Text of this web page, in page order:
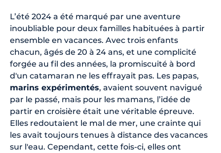
L’été 2024 a été marqué par une aventure
inoubliable pour deux familles habituées à partir
ensemble en vacances. Avec trois enfants
chacun, âgés de 20 à 24 ans, et une complicité
forgée au fil des années, la promiscuité à bord
d'un catamaran ne les effrayait pas. Les papas,
marins expérimentés, avaient souvent navigué
par le passé, mais pour les mamans, l’idée de
partir en croisière était une véritable épreuve.
Elles redoutaient le mal de mer, une crainte qui
les avait toujours tenues à distance des vacances
sur l'eau. Cependant, cette fois-ci, elles ont